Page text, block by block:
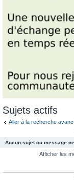
Sujets actifs
Aller à la recherche
Aucun sujet ou message
Afficher les